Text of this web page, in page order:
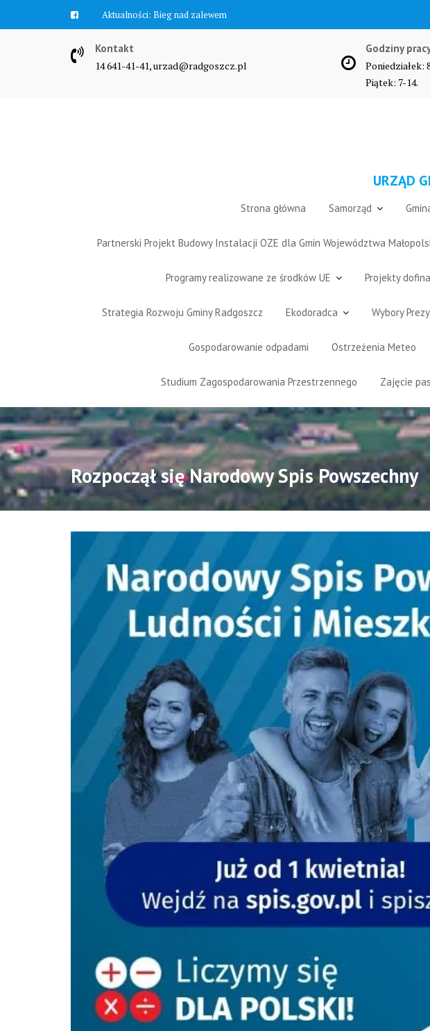
Aktualności: Zawyją syreny
Kontakt
14 641-41-41, urzad@radgoszcz.pl
Godziny
Poniedziałek:
Piątek: 7-14.
URZĄD
Strona główna Samorząd
Partnerski Projekt Budowy Instalacji OZE dla Gmin Województwa
Programy realizowane ze środków UE Projekty
Strategia Rozwoju Gminy Radgoszcz Ekodoradca Wybory
Gospodarowanie odpadami Ostrzeżenia Meteo
Studium Zagospodarowania Przestrzennego Zajęcie
Rozpoczął się Narodowy Spis Powszechny